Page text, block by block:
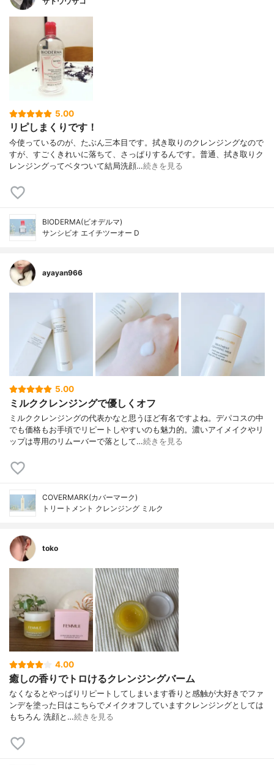
5.00
リピしまくりです！
今使っているのが、たぶん三本目です。拭き取りのクレンジングなので
すが、すごくきれいに落ちて、さっぱりするんです。普通、拭き取りク
レンジングってベタついて結局洗顔…続きを見る
BIODERMA(ビオデルマ)
サンシビオ エイチツーオー D
ayayan966
5.00
ミルククレンジングで優しくオフ
ミルククレンジングの代表かなと思うほど有名ですよね。デパコスの中
でも価格もお手頃でリピートしやすいのも魅力的。濃いアイメイクやリ
ップは専用のリムーバーで落として…続きを見る
COVERMARK(カバーマーク)
トリートメント クレンジング ミルク
toko
4.00
癒しの香りでトロけるクレンジングバーム
なくなるとやっぱりリピートしてしまいます香りと感触が大好きでファ
ンデを塗った日はこちらでメイクオフしていますクレンジングとしては
もちろん 洗顔と…続きを見る